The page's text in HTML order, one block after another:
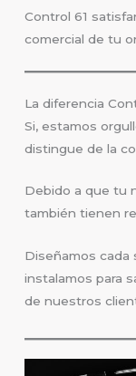
Control 61
comercial de tu
La diferencia
Si, estamos
distingue de la
Debido a que tu
también tienen
Diseñamos cada
instalamos para
de nuestros